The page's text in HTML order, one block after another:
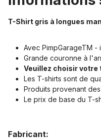
T-Shirt gris à longues
Avec PimpGarageTM
Grande couronne à
Veuillez choisir votre
Les T-shirts sont de
Produits provenant
Le prix de base du T-
Fabricant: